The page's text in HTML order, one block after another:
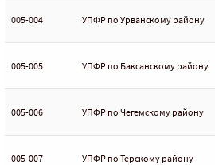
005-004 УПФР по Урванскому району
005-005 УПФР по Баксанскому району
005-006 УПФР по Чегемскому району
005-007 УПФР по Терскому району